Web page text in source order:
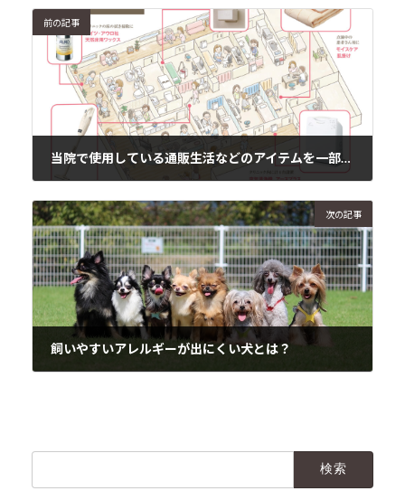
前の記事
当院で使用している通販生活などのアイテムを一部紹介
次の記事
飼いやすいアレルギーが出にくい犬とは？